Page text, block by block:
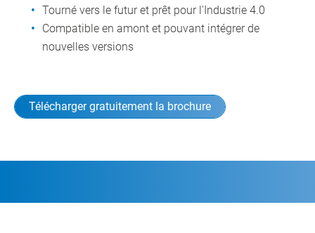
Tourné vers le futur et prêt pour l'Industrie 4.0
Compatible en amont et pouvant intégrer de
nouvelles versions
Télécharger gratuitement la brochure